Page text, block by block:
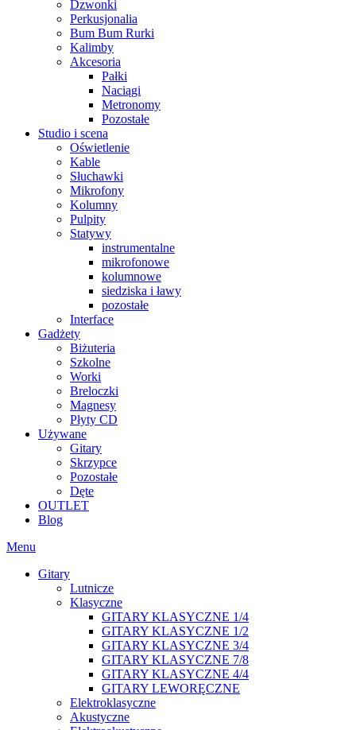
Dzwonki
Perkusjonalia
Bum Bum Rurki
Kalimby
Akcesoria
Pałki
Naciągi
Metronomy
Pozostałe
Studio i scena
Oświetlenie
Kable
Słuchawki
Mikrofony
Kolumny
Pulpity
Statywy
instrumentalne
mikrofonowe
kolumnowe
siedziska i ławy
pozostałe
Interface
Gadżety
Biżuteria
Szkolne
Worki
Breloczki
Magnesy
Płyty CD
Używane
Gitary
Skrzypce
Pozostałe
Dęte
OUTLET
Blog
Menu
Gitary
Lutnicze
Klasyczne
GITARY KLASYCZNE 1/4
GITARY KLASYCZNE 1/2
GITARY KLASYCZNE 3/4
GITARY KLASYCZNE 7/8
GITARY KLASYCZNE 4/4
GITARY LEWORĘCZNE
Elektroklasyczne
Akustyczne